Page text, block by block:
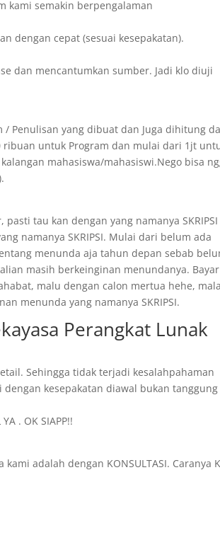
kami semakin berpengalaman
dengan cepat (sesuai kesepakatan).
dan mencantumkan sumber. Jadi klo diuji
Penulisan yang dibuat dan Juga dihitung
untuk Program dan mulai dari 1jt
mahasiswa/mahasiswi.Nego bisa
tau kan dengan yang namanya SKRIPSI
namanya SKRIPSI. Mulai dari belum ada
menunda aja tahun depan sebab
masih berkeinginan menundanya. Bayar
malu dengan calon mertua hehe,
menunda yang namanya SKRIPSI.
Perangkat Lunak
Sehingga tidak terjadi kesalahpahaman
kesepakatan diawal bukan tanggung
YA . OK SIAPP!!
adalah dengan KONSULTASI. Caranya